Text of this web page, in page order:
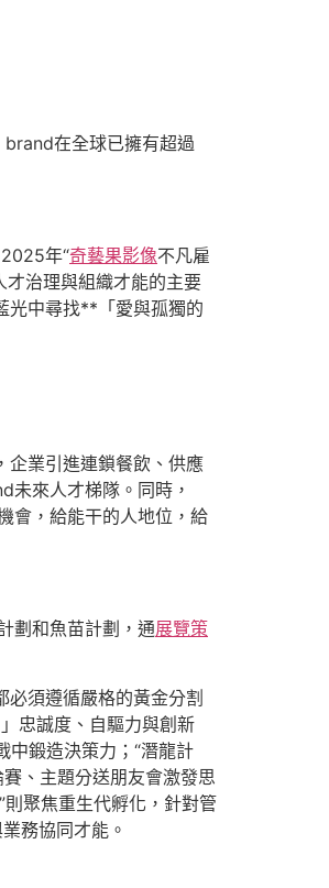
在全球已擁有超過
年“奇藝果影像不凡雇
治理與組織才能的主要
光中尋找**「愛與孤獨的
企業引進連鎖餐飲、供應
未來人才梯隊。同時，
會，給能干的人地位，給
劃和魚苗計劃，通展覽策
必須遵循嚴格的黃金分割
忠誠度、自驅力與創新
中鍛造決策力；“潛龍計
賽、主題分送朋友會激發思
則聚焦重生代孵化，針對管
務協同才能。